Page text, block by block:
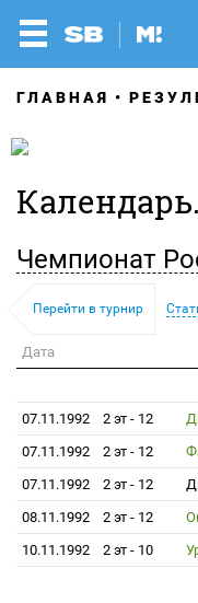
ГЛАВНАЯ
Чемпионат
Перейти в турнир
Дата
07.11.1992 2 эт - 12
07.11.1992 2 эт - 12
07.11.1992 2 эт - 12
08.11.1992 2 эт - 12
10.11.1992 2 эт - 10